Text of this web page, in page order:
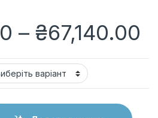
– ₴67,140.00
ліфта, GCA26800PM1